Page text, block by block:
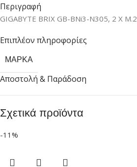
Περιγραφή
GIGABYTE BRIX GB-BNi3-N305, 2 X M.2
Επιπλέον πληροφορίες
ΜΆΡΚΑ
Αποστολή & Παράδοση
Σχετικά προϊόντα
-11%